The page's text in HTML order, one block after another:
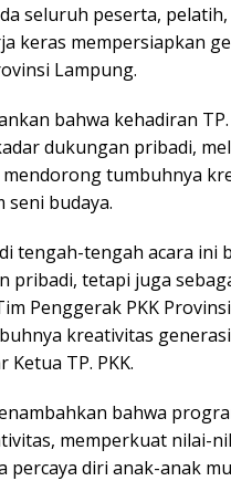
seluruh peserta,
keras mempersiapkan
Lampung.
bahwa kehadiran
dukungan pribadi,
tumbuhnya
seni budaya.
tengah-tengah acara ini
pribadi, tetapi juga
Penggerak PKK
kreativitas
Ketua TP. PKK.
bahwa
memperkuat nilai-
percaya diri anak-anak